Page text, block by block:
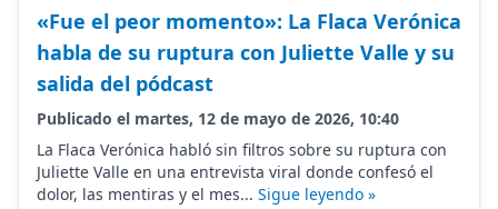
«Fue el peor momento»: La Flaca Verónica
habla de su ruptura con Juliette Valle y su
salida del pódcast
Publicado el martes, 12 de mayo de 2026, 10:40
La Flaca Verónica habló sin filtros sobre su ruptura con
Juliette Valle en una entrevista viral donde confesó el
dolor, las mentiras y el mes... Sigue leyendo »